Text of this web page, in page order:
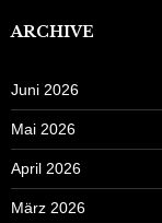
ARCHIVE
Juni 2026
Mai 2026
April 2026
März 2026